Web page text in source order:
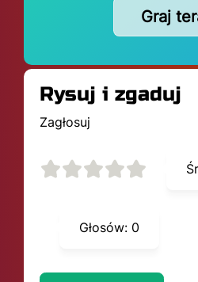
Graj
Rysuj i zgaduj
Zagłosuj
Głosów: 0